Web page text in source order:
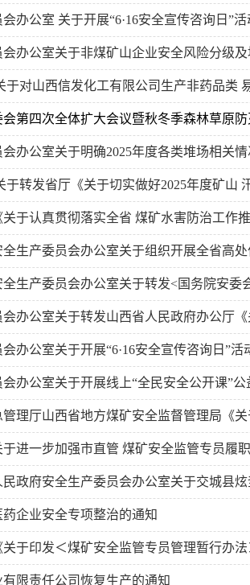
办公室 关于开展“6·16安全宣传咨询日”活
办公室关于非煤矿山企业安全风险分级
于对山西信发化工有限公司生产非药品类
第四次全体扩大会议暨秋冬季森林草原
办公室关于明确2025年度各类堆场相关情
于转发省厅《关于切实做好2025年度矿山
于认真贯彻落实全省 煤矿水害防治工作
生产委员会办公室关于组织开展全省高处
生产委员会办公室关于转发<国务院安委
办公室关于转发山西省人民政府办公厅
办公室关于开展“6·16安全宣传咨询日”活
办公室关于开展线上“全民安全公开课”
理厅山西省地方煤矿安全监督管理局《
进一步加强市直管 煤矿安全监管专员履
政府安全生产委员会办公室关于交城县炫
企业安全专项整治的通知
于印发＜煤矿安全监管专员管理暂行办
限责任公司恢复生产的通知